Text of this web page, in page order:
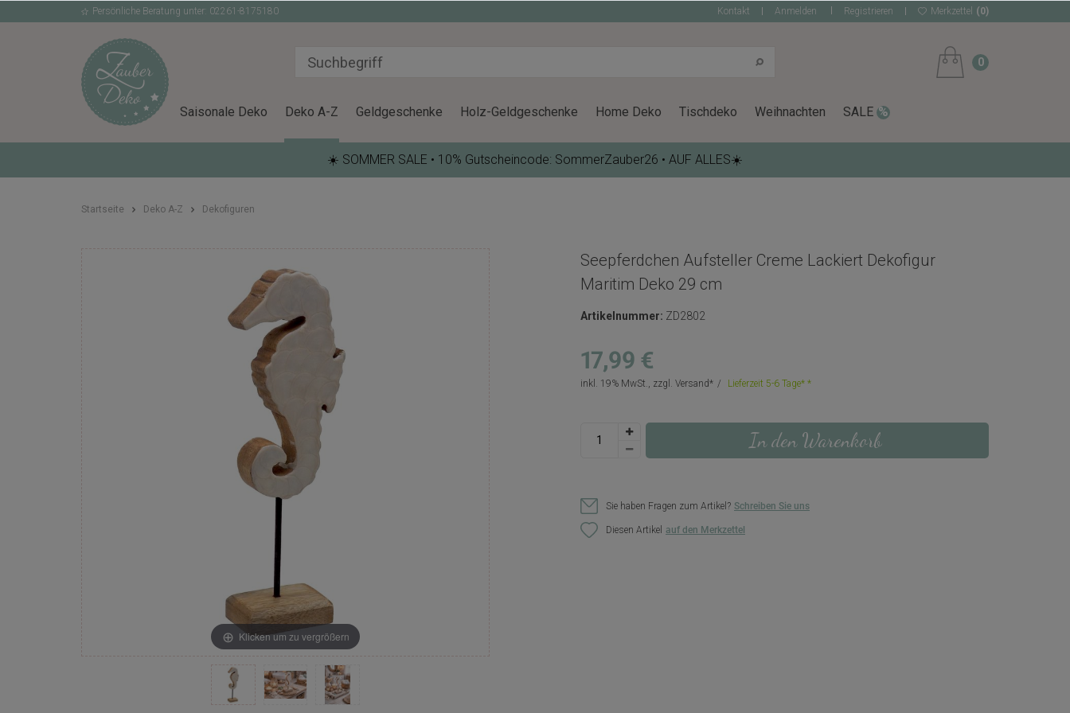
Persönliche Beratung unter: 02261-8175180 Kontakt Anmelden Registrieren Merkzettel (0)
0
Saisonale Deko Deko A-Z Geldgeschenke Holz-Geldgeschenke Home Deko Tischdeko Weihnachten SALE
☀️ SOMMER SALE • 10% Gutscheincode: SommerZauber26 • AUF ALLES☀️
Startseite Deko A-Z Dekofiguren
Klicken um zu vergrößern
Seepferdchen Aufsteller Creme Lackiert Dekofigur
Maritim Deko 29 cm
Artikelnummer: ZD2802
17,99 €
inkl. 19% MwSt., zzgl. Versand Lieferzeit 5-6 Tage*
In den Warenkorb
Sie haben Fragen zum Artikel? Schreiben Sie uns
Diesen Artikel